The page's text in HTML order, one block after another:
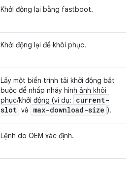
Khởi động lại bằng fastboot.
Khởi động lại để khôi phục.
Lấy một biến trình tải khởi động bắt
buộc để nhấp nháy hình ảnh khôi
phục/khởi động (ví dụ:
current-
slot và max-download-size ).
Lệnh do OEM xác định.